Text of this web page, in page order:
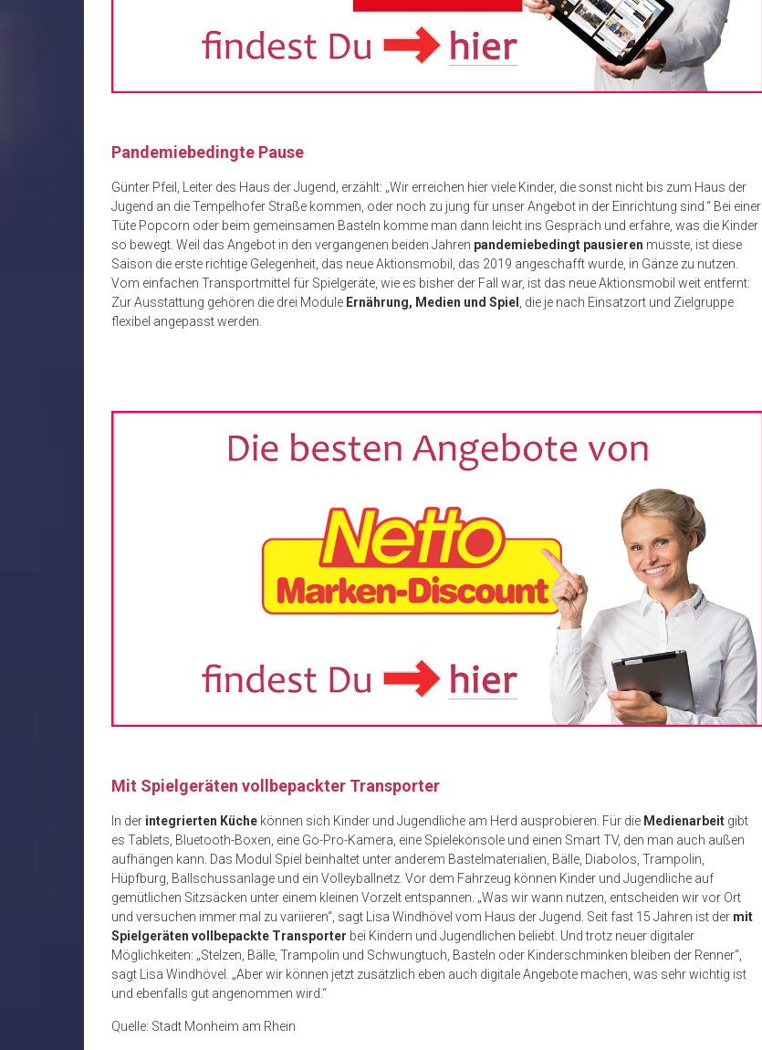
Pandemiebedingte Pause
Günter Pfeil, Leiter des Haus der Jugend, erzählt: „Wir erreichen hier viele Kinder, die sonst nicht bis zum Haus der
Jugend an die Tempelhofer Straße kommen, oder noch zu jung für unser Angebot in der Einrichtung sind.“ Bei einer
Tüte Popcorn oder beim gemeinsamen Basteln komme man dann leicht ins Gespräch und erfahre, was die Kinder
so bewegt. Weil das Angebot in den vergangenen beiden Jahren pandemiebedingt pausieren musste, ist diese
Saison die erste richtige Gelegenheit, das neue Aktionsmobil, das 2019 angeschafft wurde, in Gänze zu nutzen.
Vom einfachen Transportmittel für Spielgeräte, wie es bisher der Fall war, ist das neue Aktionsmobil weit entfernt:
Zur Ausstattung gehören die drei Module Ernährung, Medien und Spiel , die je nach Einsatzort und Zielgruppe
flexibel angepasst werden.
Mit Spielgeräten vollbepackter Transporter
In der integrierten Küche können sich Kinder und Jugendliche am Herd ausprobieren. Für die Medienarbeit gibt
es Tablets, Bluetooth-Boxen, eine Go-Pro-Kamera, eine Spielekonsole und einen Smart TV, den man auch außen
aufhängen kann. Das Modul Spiel beinhaltet unter anderem Bastelmaterialien, Bälle, Diabolos, Trampolin,
Hüpfburg, Ballschussanlage und ein Volleyballnetz. Vor dem Fahrzeug können Kinder und Jugendliche auf
gemütlichen Sitzsäcken unter einem kleinen Vorzelt entspannen. „Was wir wann nutzen, entscheiden wir vor Ort
und versuchen immer mal zu variieren“, sagt Lisa Windhövel vom Haus der Jugend. Seit fast 15 Jahren ist der mit
Spielgeräten vollbepackte Transporter bei Kindern und Jugendlichen beliebt. Und trotz neuer digitaler
Möglichkeiten: „Stelzen, Bälle, Trampolin und Schwungtuch, Basteln oder Kinderschminken bleiben der Renner“,
sagt Lisa Windhövel. „Aber wir können jetzt zusätzlich eben auch digitale Angebote machen, was sehr wichtig ist
und ebenfalls gut angenommen wird.“
Quelle: Stadt Monheim am Rhein